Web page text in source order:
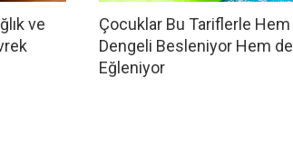
ve
Çocuklar Bu Tariflerle Hem
Dengeli Besleniyor Hem de
Eğleniyor